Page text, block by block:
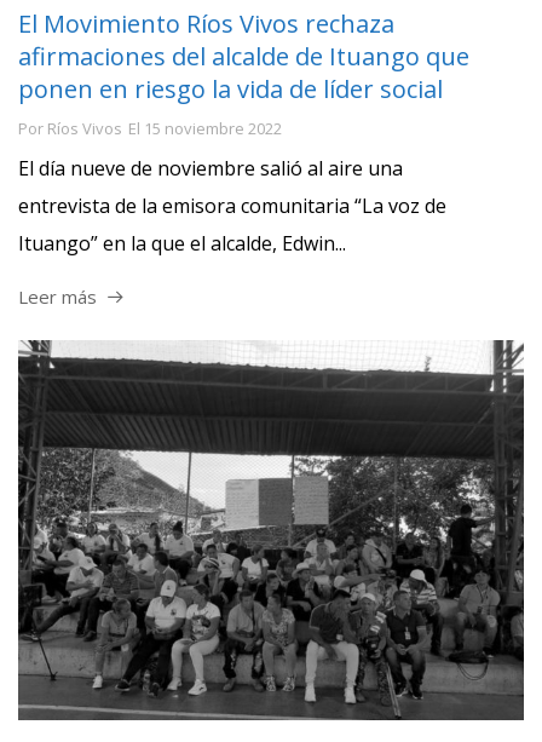
El Movimiento Ríos Vivos rechaza
afirmaciones del alcalde de Ituango que
ponen en riesgo la vida de líder social
Por Ríos Vivos El 15 noviembre 2022
El día nueve de noviembre salió al aire una
entrevista de la emisora comunitaria “La voz de
Ituango” en la que el alcalde, Edwin...
Leer más